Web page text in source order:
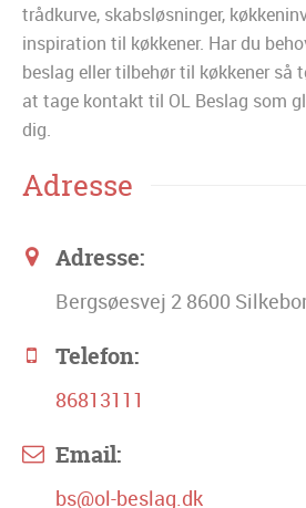
trådkurve, skabsløsninger,
inspiration til køkkener. Har du
beslag eller tilbehør til køkkener så
at tage kontakt til OL Beslag som
dig.
Adresse
Adresse:
Bergsøesvej 2 8600
Telefon:
86813111
Email:
bs@ol-beslag.dk